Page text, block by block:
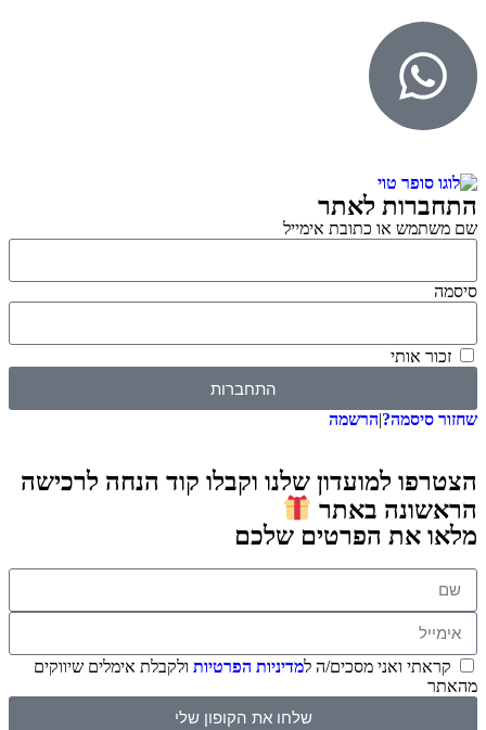
התחברות לאתר
שם משתמש או כתובת אימייל
סיסמה
זכור אותי
התחברות
שחזור סיסמה?|הרשמה
הצטרפו למועדון שלנו וקבלו קוד הנחה לרכישה
הראשונה באתר
מלאו את הפרטים שלכם
קראתי ואני מסכים/ה למדיניות הפרטיות ולקבלת אימלים שיווקים
מהאתר
שלחו את הקופון שלי